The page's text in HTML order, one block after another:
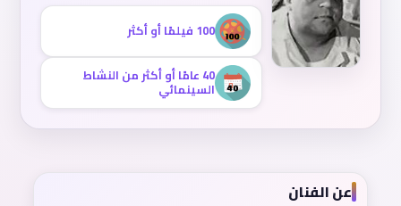
100 فيلمًا أو أكثر
40 عامًا أو أكثر من النشاط
السينمائي
عن الفنان